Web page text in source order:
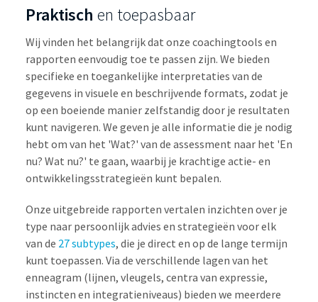
Praktisch en toepasbaar
Wij vinden het belangrijk dat onze coachingtools en
rapporten eenvoudig toe te passen zijn. We bieden
specifieke en toegankelijke interpretaties van de
gegevens in visuele en beschrijvende formats, zodat je
op een boeiende manier zelfstandig door je resultaten
kunt navigeren. We geven je alle informatie die je nodig
hebt om van het 'Wat?' van de assessment naar het 'En
nu? Wat nu?' te gaan, waarbij je krachtige actie- en
ontwikkelingsstrategieën kunt bepalen.
Onze uitgebreide rapporten vertalen inzichten over je
type naar persoonlijk advies en strategieën voor elk
van de 27 subtypes, die je direct en op de lange termijn
kunt toepassen. Via de verschillende lagen van het
enneagram (lijnen, vleugels, centra van expressie,
instincten en integratieniveaus) bieden we meerdere